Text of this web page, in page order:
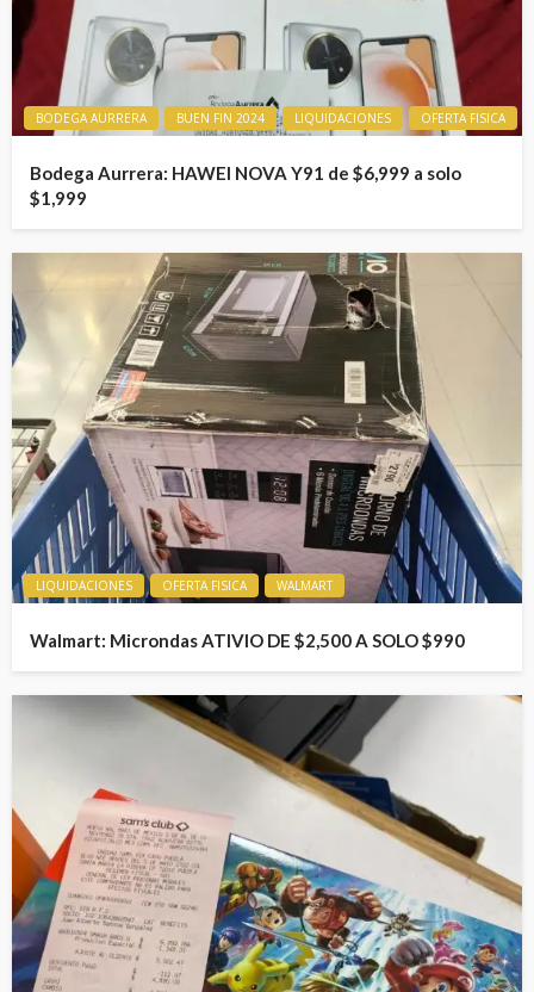
BODEGA AURRERA BUEN FIN 2024 LIQUIDACIONES OFERTA FISICA
Bodega Aurrera: HAWEI NOVA Y91 de $6,999 a solo
$1,999
LIQUIDACIONES OFERTA FISICA WALMART
Walmart: Microndas ATIVIO DE $2,500 A SOLO $990